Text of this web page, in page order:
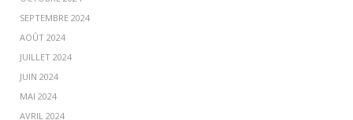
SEPTEMBRE 2024
AOÛT 2024
JUILLET 2024
JUIN 2024
MAI 2024
AVRIL 2024